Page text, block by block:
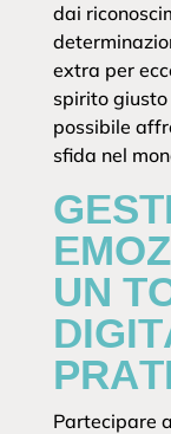
dai
extra per
spirito
possibile
sfida nel
UN
Partecipare